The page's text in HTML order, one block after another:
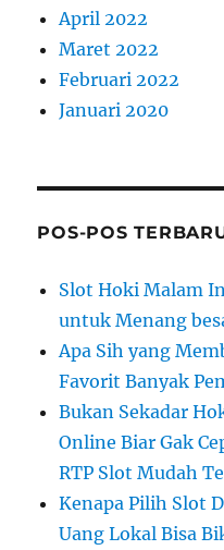
April 2022
Maret 2022
Februari 2022
Januari 2020
POS-POS
Slot Hoki Malam
untuk Menang
Apa Sih yang
Favorit Banyak
Bukan Sekadar
Online Biar Gak
RTP Slot Mudah
Kenapa Pilih Slot
Uang Lokal Bisa